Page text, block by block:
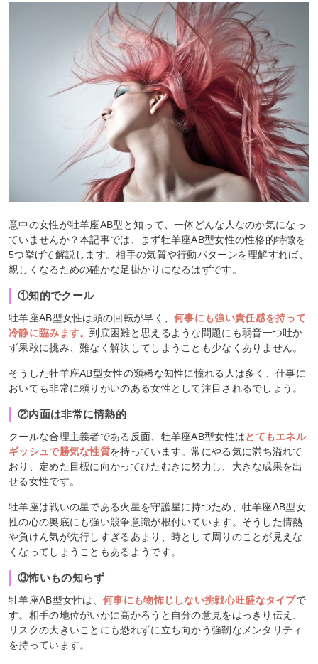
意中の女性が牡羊座AB型と知って、一体どんな人なのか気になっ
ていませんか？本記事では、まず牡羊座AB型女性の性格的特徴を
5つ挙げて解説します。相手の気質や行動パターンを理解すれば、
親しくなるための確かな足掛かりになるはずです。
①知的でクール
牡羊座AB型女性は頭の回転が早く、何事にも強い責任感を持って
冷静に臨みます。到底困難と思えるような問題にも弱音一つ吐か
ず果敢に挑み、難なく解決してしまうことも少なくありません。
そうした牡羊座AB型女性の類稀な知性に憧れる人は多く、仕事に
おいても非常に頼りがいのある女性として注目されるでしょう。
②内面は非常に情熱的
クールな合理主義者である反面、牡羊座AB型女性はとてもエネル
ギッシュで勝気な性質を持っています。常にやる気に満ち溢れて
おり、定めた目標に向かってひたむきに努力し、大きな成果を出
せる女性です。
牡羊座は戦いの星である火星を守護星に持つため、牡羊座AB型女
性の心の奥底にも強い競争意識が根付いています。そうした情熱
や負けん気が先行しすぎるあまり、時として周りのことが見えな
くなってしまうこともあるようです。
③怖いもの知らず
牡羊座AB型女性は、 何事にも物怖じしない挑戦心旺盛なタイプで
す。相手の地位がいかに高かろうと自分の意見をはっきり伝え、
リスクの大きいことにも恐れずに立ち向かう強靭なメンタリティ
を持っています。